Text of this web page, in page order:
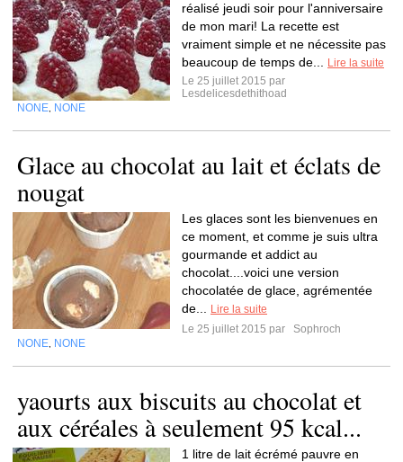
réalisé jeudi soir pour l'anniversaire
de mon mari! La recette est
vraiment simple et ne nécessite pas
beaucoup de temps de...
Lire la suite
Le 25 juillet 2015 par
Lesdelicesdethithoad
NONE NONE
Glace au chocolat au lait et éclats de
nougat
Les glaces sont les bienvenues en
ce moment, et comme je suis ultra
gourmande et addict au
chocolat....voici une version
chocolatée de glace, agrémentée
de...
Lire la suite
Le 25 juillet 2015 par
Sophroch
NONE NONE
yaourts aux biscuits au chocolat et
aux céréales à seulement 95 kcal...
1 litre de lait écrémé pauvre en